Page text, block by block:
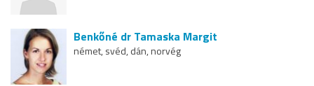
Benkőné dr Tamaska Margit
német, svéd, dán, norvég